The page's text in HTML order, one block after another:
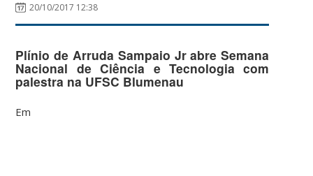
20/10/2017 12:38
Plínio de Arruda Sampaio Jr abre Semana
Nacional de Ciência e Tecnologia com
palestra na UFSC Blumenau
Em